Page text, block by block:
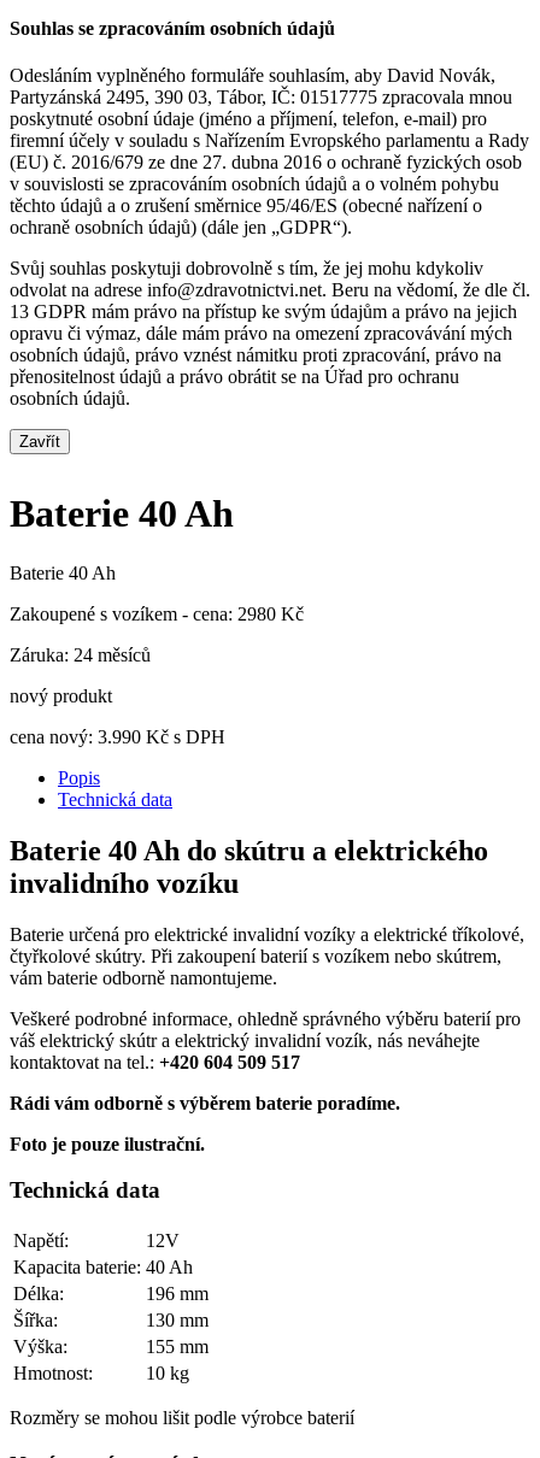
Souhlas se zpracováním osobních údajů
Odesláním vyplněného formuláře souhlasím, aby David Novák,
Partyzánská 2495, 390 03, Tábor, IČ: 01517775 zpracovala mnou
poskytnuté osobní údaje (jméno a příjmení, telefon, e-mail) pro
firemní účely v souladu s Nařízením Evropského parlamentu a Rady
(EU) č. 2016/679 ze dne 27. dubna 2016 o ochraně fyzických osob
v souvislosti se zpracováním osobních údajů a o volném pohybu
těchto údajů a o zrušení směrnice 95/46/ES (obecné nařízení o
ochraně osobních údajů) (dále jen „GDPR“).
Svůj souhlas poskytuji dobrovolně s tím, že jej mohu kdykoliv
odvolat na adrese info@zdravotnictvi.net. Beru na vědomí, že dle čl.
13 GDPR mám právo na přístup ke svým údajům a právo na jejich
opravu či výmaz, dále mám právo na omezení zpracovávání mých
osobních údajů, právo vznést námitku proti zpracování, právo na
přenositelnost údajů a právo obrátit se na Úřad pro ochranu
osobních údajů.
Zavřít
Baterie 40 Ah
Baterie 40 Ah
Zakoupené s vozíkem - cena: 2980 Kč
Záruka: 24 měsíců
nový produkt
cena nový: 3.990 Kč s DPH
Popis
Technická data
Baterie 40 Ah do skútru a elektrického
invalidního vozíku
Baterie určená pro elektrické invalidní vozíky a elektrické tříkolové,
čtyřkolové skútry. Při zakoupení baterií s vozíkem nebo skútrem,
vám baterie odborně namontujeme.
Veškeré podrobné informace, ohledně správného výběru baterií pro
váš elektrický skútr a elektrický invalidní vozík, nás neváhejte
kontaktovat na tel.: +420 604 509 517
Rádi vám odborně s výběrem baterie poradíme.
Foto je pouze ilustrační.
Technická data
Napětí:
12V
Kapacita baterie: 40 Ah
Délka:
196 mm
Šířka:
130 mm
Výška:
155 mm
Hmotnost:
10 kg
Rozměry se mohou lišit podle výrobce baterií